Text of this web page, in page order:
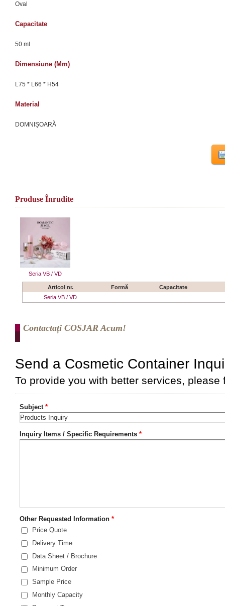
Oval
Capacitate
50 ml
Dimensiune (mm)
L75 * L66 * H54
Material
DOMNIȘOARĂ
Produse Înrudite
Seria VB / VD
Articol nr. Formă
Capacitate
Seria VB / VD
Contactați COSJAR Acum!